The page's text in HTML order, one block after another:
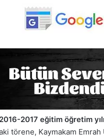
2017 eğitim öğretim
törene, Kaymakam